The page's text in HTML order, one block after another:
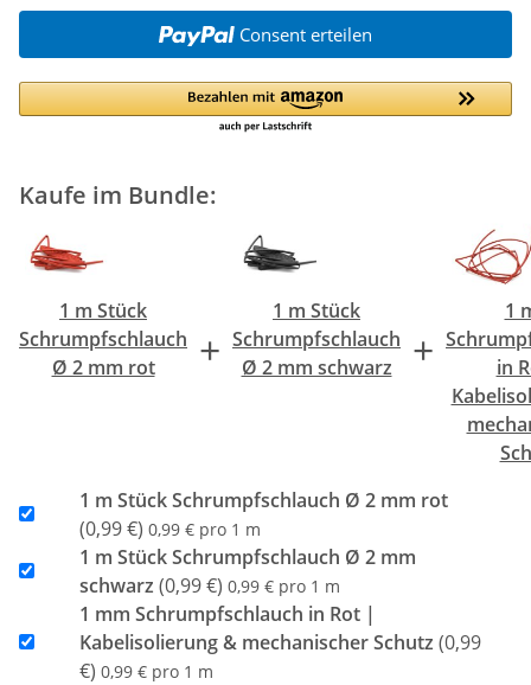
Consent erteilen
Kaufe im Bundle:
1 m Stück
Schrumpfschlauch
Ø 2 mm rot
+
1 m Stück
Schrumpfschlauch
Ø 2 mm schwarz
+
1
in
1 m Stück Schrumpfschlauch Ø 2 mm rot
(0,99 €) 0,99 € pro 1 m
1 m Stück Schrumpfschlauch Ø 2 mm
schwarz (0,99 €) 0,99 € pro 1 m
1 mm Schrumpfschlauch in Rot |
Kabelisolierung & mechanischer Schutz (0,99
€) 0,99 € pro 1 m